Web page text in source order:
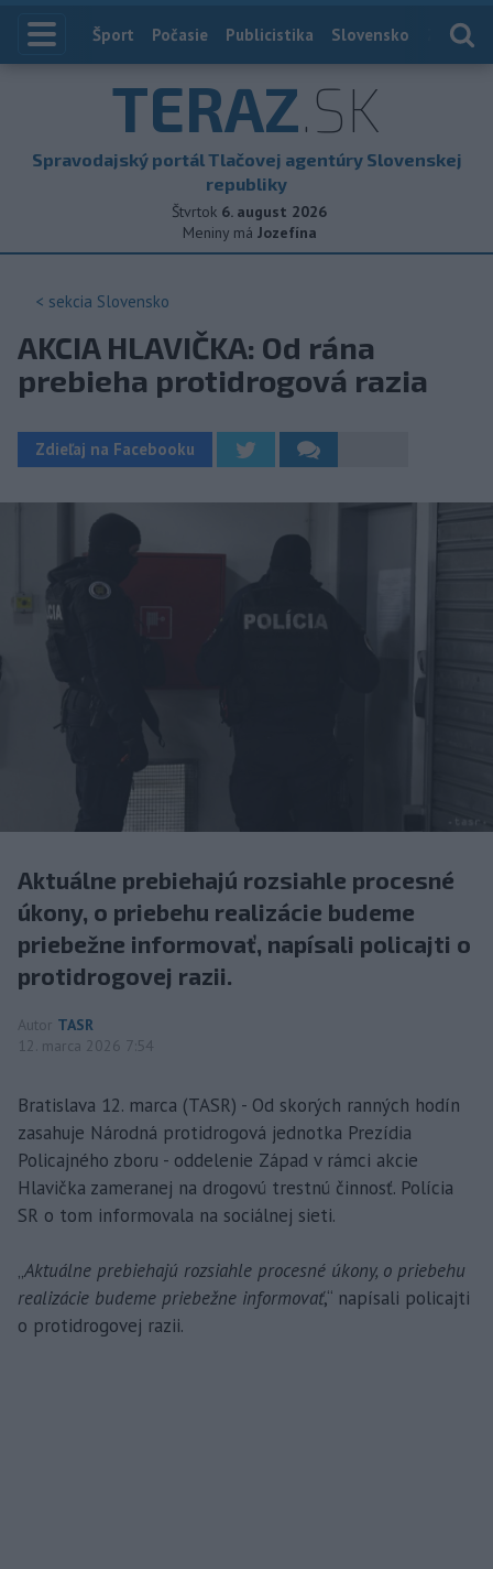
Index
Šport Počasie Publicistika Slovensko
TERAZ.SK
Spravodajský portál Tlačovej agentúry Slovenskej
republiky
Štvrtok 6. august 2026
Meniny má Jozefína
< sekcia Slovensko
AKCIA HLAVIČKA: Od rána
prebieha protidrogová razia
Zdieľaj na Facebooku
Aktuálne prebiehajú rozsiahle procesné
úkony, o priebehu realizácie budeme
priebežne informovať, napísali policajti o
protidrogovej razii.
Autor TASR
12. marca 2026 7:54
Bratislava 12. marca (TASR) - Od skorých ranných hodín
zasahuje Národná protidrogová jednotka Prezídia
Policajného zboru - oddelenie Západ v rámci akcie
Hlavička zameranej na drogovú trestnú činnosť. Polícia
SR o tom informovala na sociálnej sieti.
„Aktuálne prebiehajú rozsiahle procesné úkony, o priebehu
realizácie budeme priebežne informovať,“ napísali policajti
o protidrogovej razii.